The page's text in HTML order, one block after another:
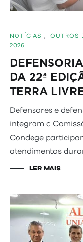
NOTÍCIAS , OUTROS
2026
DA 22ª
TERRA
Defensores e
integram a
Condege
atendimentos
LER MAIS